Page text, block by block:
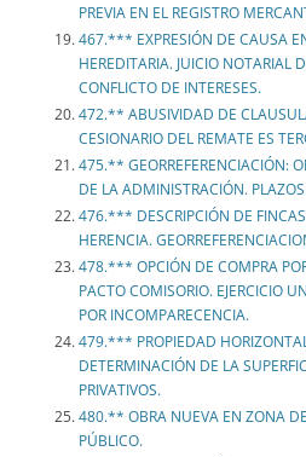
PREVIA EN EL REGISTRO
467.*** EXPRESIÓN DE CAUSA
HEREDITARIA. JUICIO NOTARIAL
CONFLICTO DE INTERESES.
472.** ABUSIVIDAD DE
CESIONARIO DEL REMATE ES
475.** GEORREFERENCIACIÓN:
DE LA ADMINISTRACIÓN.
476.*** DESCRIPCIÓN DE
HERENCIA.
478.*** OPCIÓN DE COMPRA
PACTO COMISORIO. EJERCICIO
POR INCOMPARECENCIA.
479.*** PROPIEDAD
DETERMINACIÓN DE LA
PRIVATIVOS.
480.** OBRA NUEVA EN ZONA
PÚBLICO.